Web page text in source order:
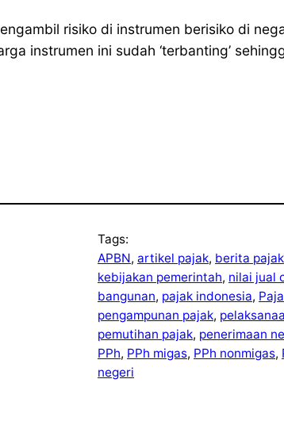
risiko di instrumen berisiko di
instrumen ini sudah ‘terbanting’
Tags:
APBN, artikel pajak, berita pajak
kebijakan pemerintah, nilai jual
bangunan, pajak indonesia,
pengampunan pajak,
pemutihan pajak, penerimaan
PPh, PPh migas, PPh nonmigas,
negeri